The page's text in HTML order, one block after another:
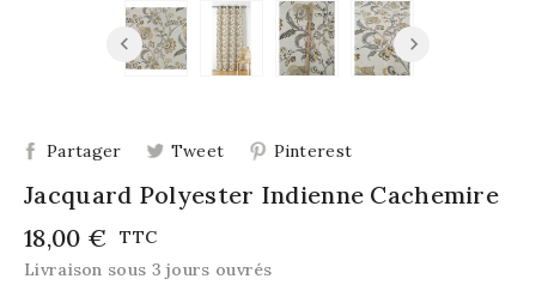
Partager Tweet Pinterest
Jacquard Polyester Indienne Cachemire
18,00 €
TTC
Livraison sous 3 jours ouvrés